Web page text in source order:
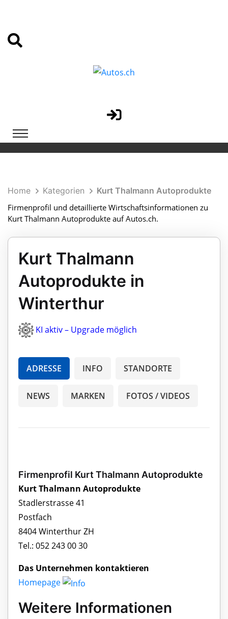
Home Kategorien
Kurt Thalmann Autoprodukte
Firmenprofil und detaillierte Wirtschaftsinformationen zu
Kurt Thalmann Autoprodukte auf Autos.ch.
Kurt Thalmann
Autoprodukte in
Winterthur
KI aktiv – Upgrade möglich
ADRESSE INFO STANDORTE
NEWS MARKEN FOTOS / VIDEOS
Firmenprofil Kurt Thalmann Autoprodukte
Kurt Thalmann Autoprodukte
Stadlerstrasse 41
Postfach
8404 Winterthur ZH
Tel.: 052 243 00 30
Das Unternehmen kontaktieren
Homepage
Weitere Informationen